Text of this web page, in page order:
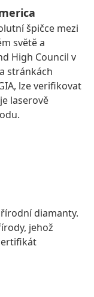
špičce mezi
světě a
High Council v
stránkách
lze verifikovat
laserově
diamanty.
jehož